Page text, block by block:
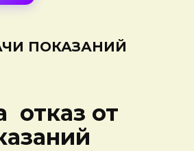
ПОКАЗАНИЙ
отказ от